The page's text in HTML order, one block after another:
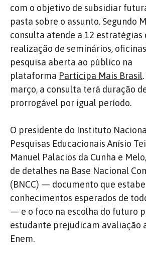
com o objetivo de subsidiar
pasta sobre o assunto. Segundo
consulta atende a 12 estratégias
realização de seminários,
pesquisa aberta ao público na
plataforma Participa Mais Brasil
março, a consulta terá duração
prorrogável por igual período.
O presidente do Instituto
Pesquisas Educacionais Anísio
Manuel Palacios da Cunha e
de detalhes na Base Nacional
(BNCC) — documento que
conhecimentos esperados de
— e o foco na escolha do futuro
estudante prejudicam avaliação
Enem.